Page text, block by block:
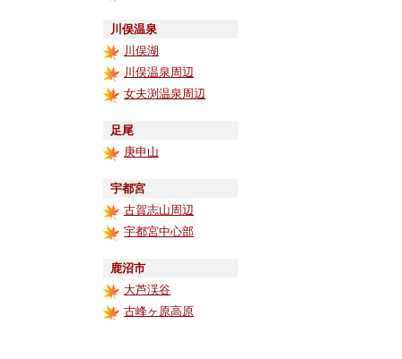
川俣温泉
川俣湖
川俣温泉周辺
女夫渕温泉周辺
足尾
庚申山
宇都宮
古賀志山周辺
宇都宮中心部
鹿沼市
大芦渓谷
古峰ヶ原高原